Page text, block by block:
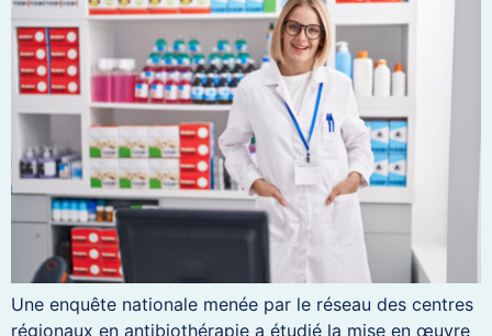
Une enquête nationale menée par le réseau des centres
régionaux en antibiothérapie a étudié la mise en œuvre